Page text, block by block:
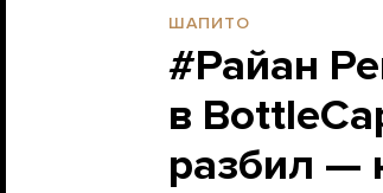
ШАПИТО
#Райан
в
разбил —